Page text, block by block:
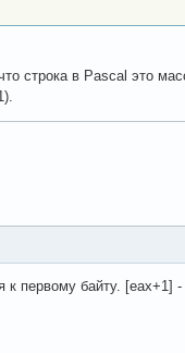
строка в Pascal это
первому байту. [eax+1] -